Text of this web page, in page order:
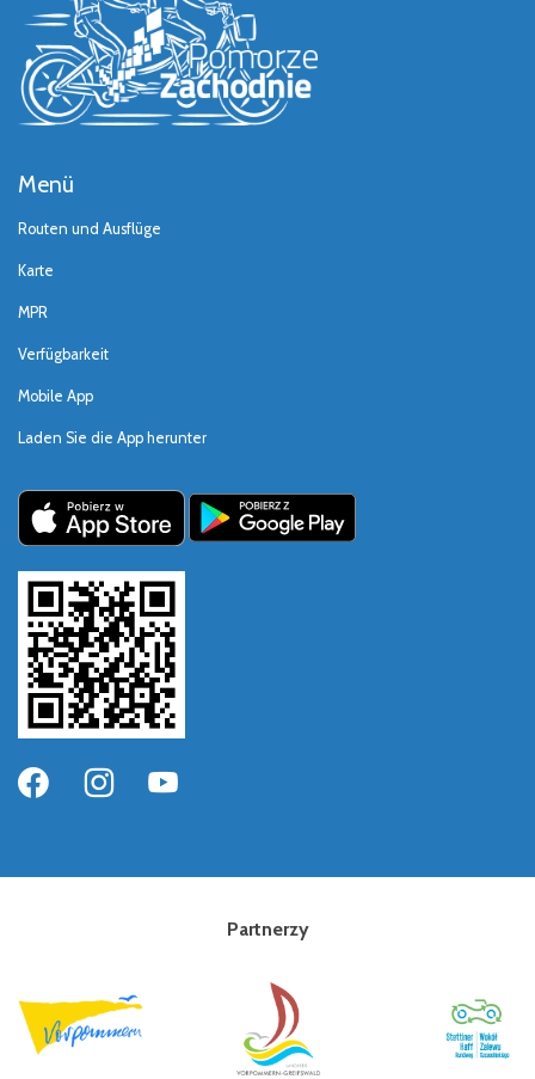
Menü
Routen und Ausflüge
Karte
MPR
Verfügbarkeit
Mobile App
Laden Sie die App herunter
Partnerzy